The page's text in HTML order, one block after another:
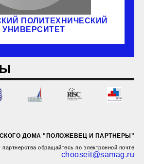
ПОЛИТЕХНИЧЕСКИЙ
УНИВЕРСИТЕТ
ДОМА "ПОЛОЖЕВЕЦ И ПАРТНЕРЫ"
обращайтесь по электронной почте
chooseit@samag.ru